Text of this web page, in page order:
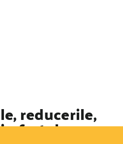
reducerile,
ofertele